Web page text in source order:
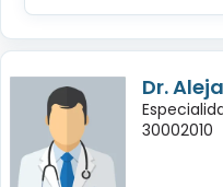
Dr.
30002010